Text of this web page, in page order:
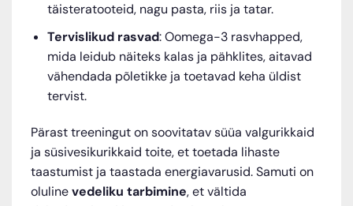
täisteratooteid, nagu pasta, riis ja tatar.
Tervislikud rasvad: Oomega-3 rasvhapped,
mida leidub näiteks kalas ja pähklites, aitavad
vähendada põletikke ja toetavad keha üldist
tervist.
Pärast treeningut on soovitatav süüa valgurikkaid
ja süsivesikurikkaid toite, et toetada lihaste
taastumist ja taastada energiavarusid. Samuti on
olulinevedeliku tarbimine, et vältida